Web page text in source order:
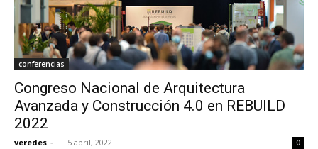
conferencias
Congreso Nacional de Arquitectura
Avanzada y Construcción 4.0 en REBUILD
2022
veredes - 5 abril, 2022 0